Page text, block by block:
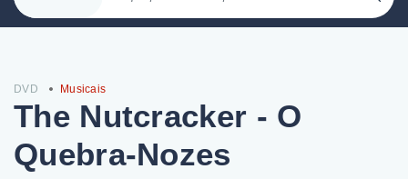
DVD Musicais
The Nutcracker - O
Quebra-Nozes